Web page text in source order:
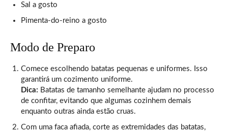
Sal a gosto
Pimenta-do-reino a gosto
Modo de Preparo
Comece escolhendo batatas pequenas e uniformes. Isso
garantirá um cozimento uniforme.
Dica: Batatas de tamanho semelhante ajudam no processo
de confitar, evitando que algumas cozinhem demais
enquanto outras ainda estão cruas.
Com uma faca afiada, corte as extremidades das batatas,